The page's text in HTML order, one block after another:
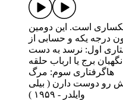
است. این دومین
درجه یکه و حسابی از
اول: نرسد به دست
برج یا ارباب حلقه
هاگرفتاری سوم: مرگ
رو دوست دارن ( بیلی